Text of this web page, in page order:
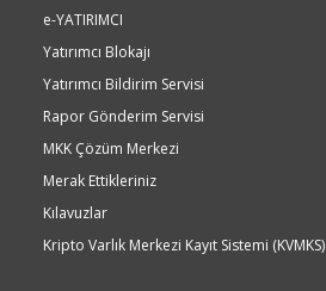
e-YATIRIMCI
Yatırımcı Blokajı
Yatırımcı Bildirim Servisi
Rapor Gönderim Servisi
MKK Çözüm Merkezi
Merak Ettikleriniz
Kılavuzlar
Kripto Varlık Merkezi Kayıt Sistemi (KVMKS)